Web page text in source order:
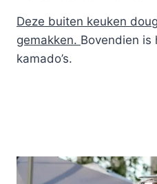
Deze buiten keuken
gemakken. Bovendien is
kamado’s.